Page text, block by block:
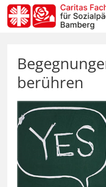
Zum Inhalt springen
berühren